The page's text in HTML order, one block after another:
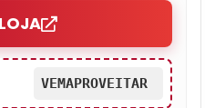
VEMAPROVEITAR